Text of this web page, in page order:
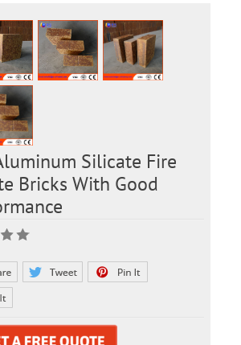
Silicate Fire
Bricks With Good